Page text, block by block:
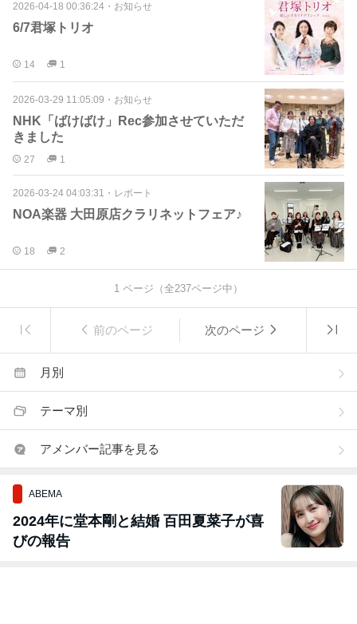
2026-04-18 00:36:24 ・ お知らせ
6/7君塚トリオ
14 1
2026-03-29 11:05:09 ・ お知らせ
NHK「ばけばけ」Rec参加させていただ
きました
27 1
2026-03-24 04:03:31 ・ レポート
NOA楽器 大田原店クラリネットフェア♪
18 2
1 ページ（全237ページ中）
前のページ 次のページ
月別
テーマ別
アメンバー記事を見る
ABEMA
2024年に堂本剛と結婚 百田夏菜子が喜
びの報告